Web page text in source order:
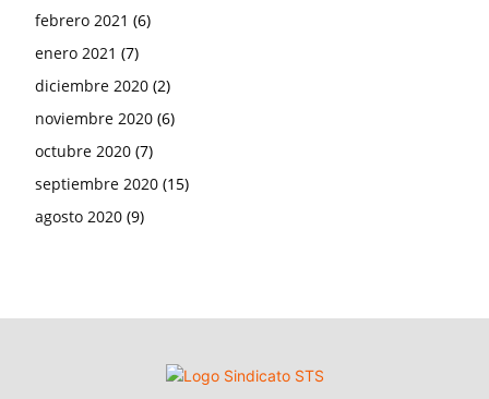
febrero 2021 (6)
enero 2021 (7)
diciembre 2020 (2)
noviembre 2020 (6)
octubre 2020 (7)
septiembre 2020 (15)
agosto 2020 (9)